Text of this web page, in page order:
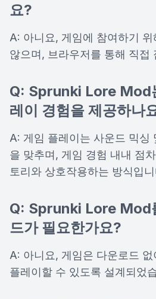
요?
A: 아니요, 게임에 참여하기
않으며, 브라우저를 통해 직접
Q: Sprunki Lore Mod
레이 경험을 제공하나
A: 게임 플레이는 사운드 믹싱
을 맞추며, 게임 경험 내내 점
토리와 상호작용하는 방식입
Q: Sprunki Lore Mod
드가 필요한가요?
A: 아니요, 게임은 다운로드
플레이할 수 있도록 설계되었